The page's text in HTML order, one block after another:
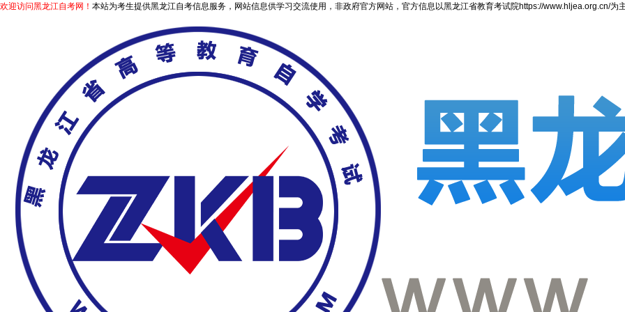
欢迎访问黑龙江自考网！ 本站为考生提供黑龙江自考信息服务，网站信息供学习交流使用，非政府官方网站，官方信息以黑龙江省教育考试院https://www.hljea.org.cn/为